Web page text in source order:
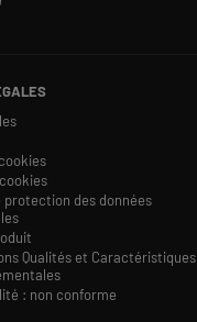
protection des données
Qualités et Caractéristiques
: non conforme